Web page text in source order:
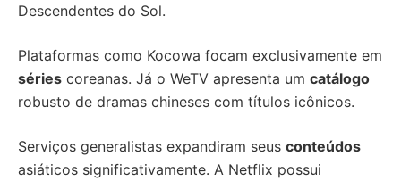
Descendentes do Sol.
Plataformas como Kocowa focam exclusivamente em
séries coreanas. Já o WeTV apresenta um catálogo
robusto de dramas chineses com títulos icônicos.
Serviços generalistas expandiram seus conteúdos
asiáticos significativamente. A Netflix possui